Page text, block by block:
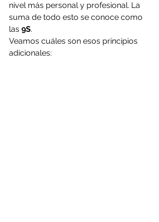
nivel más personal y profesional. La
suma de todo esto se conoce como
las 9S.
Veamos cuáles son esos principios
adicionales: